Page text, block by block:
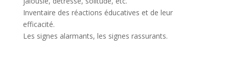
Inventaire des réactions éducatives et de leur
efficacité.
Les signes alarmants, les signes rassurants.